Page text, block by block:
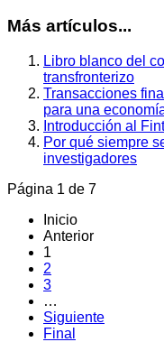
Más artículos...
Libro blanco del
transfronterizo
Transacciones
para una
Introducción al
Por qué siempre
investigadores
Página 1 de 7
Inicio
Anterior
1
2
3
…
Siguiente
Final